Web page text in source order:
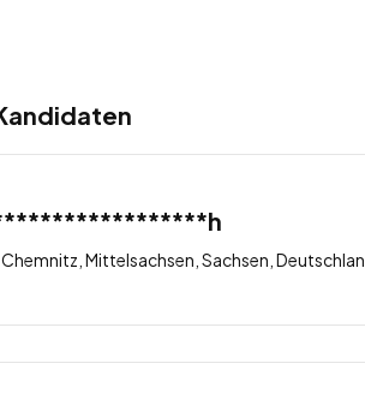
Chemnitz, Mittelsachsen, Sachsen,